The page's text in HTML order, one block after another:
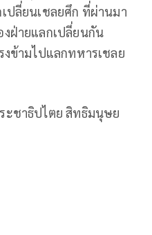
ปลี่ยนเชลยศึก ที่ผ่านมา
ฝ่ายแลกเปลี่ยนกัน
งข้ามไปแลกทหารเชลย
ะชาธิปไตย สิทธิมนุษย